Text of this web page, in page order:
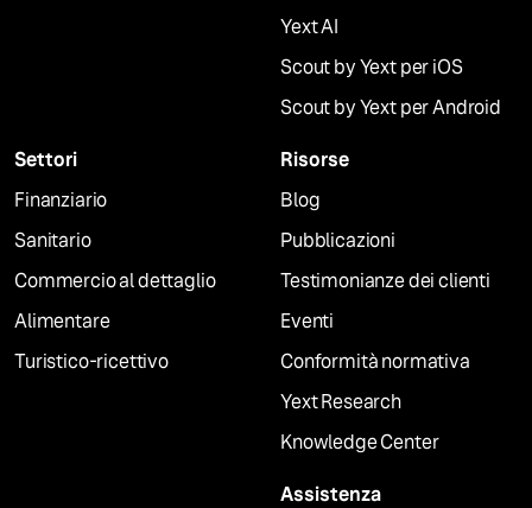
Yext AI
Scout by Yext per iOS
Scout by Yext per Android
Settori
Finanziario
Sanitario
Commercio al dettaglio
Alimentare
Turistico-ricettivo
Risorse
Blog
Pubblicazioni
Testimonianze dei clienti
Eventi
Conformità normativa
Yext Research
Knowledge Center
Assistenza